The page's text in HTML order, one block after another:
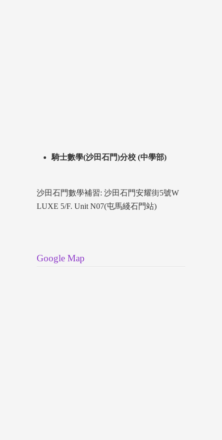
騎士數學(沙田石門)分校 (中學部)
沙田石門數學補習: 沙田石門安耀街5號W
LUXE 5/F. Unit N07(屯馬綫石門站)
Google Map